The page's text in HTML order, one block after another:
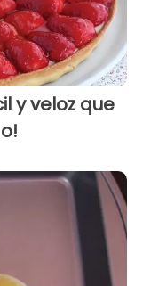
y veloz que